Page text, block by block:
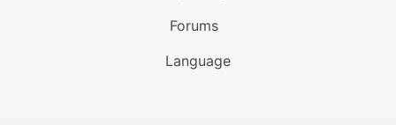
Forums
Language